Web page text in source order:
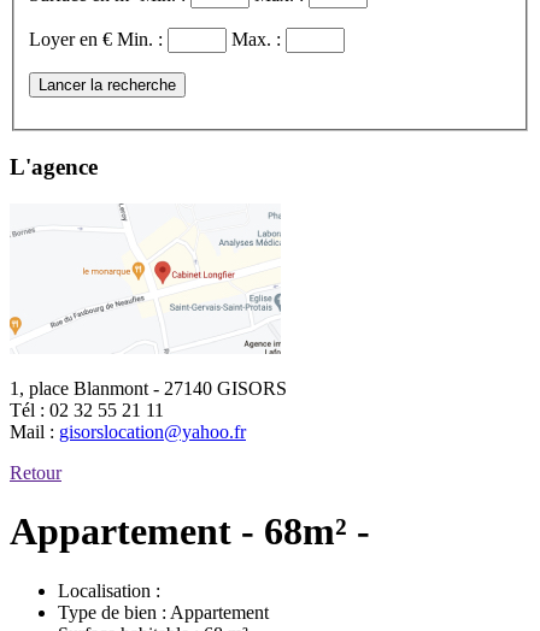
Loyer en € Min. : Max. :
Lancer la recherche
L'agence
1, place Blanmont - 27140 GISORS
Tél : 02 32 55 21 11
Mail : gisorslocation@yahoo.fr
Retour
Appartement - 68m² -
Localisation :
Type de bien : Appartement